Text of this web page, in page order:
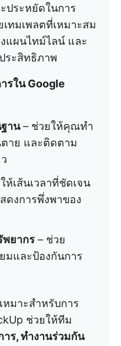
ประหยัดในการ
ทมเพลตที่เหมาะสม
แผนไทม์ไลน์ และ
ระสิทธิภาพ
รใน Google
าน– ช่วยให้คุณทำ
ตาย และติดตาม
ห้เส้นเวลาที่ชัดเจน
ดงการพึ่งพาของ
ยากร – ช่วย
มและป้องกันการ
มาะสำหรับการ
ช่วยให้ทีม
ร, ทำงานร่วมกัน